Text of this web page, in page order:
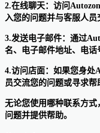
2.在线聊天：访问
入您的问题并与客服人员
3.发送电子邮件：通过
名、电子邮件地址、电话
4.访问店面：如果您身处
员交流您的问题或寻求帮
无论您使用哪种联系方
问题并提供帮助。